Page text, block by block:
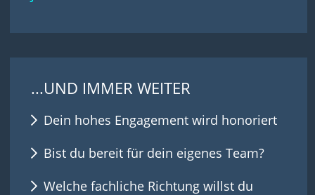
...UND IMMER WEITER
Dein hohes Engagement wird honoriert
Bist du bereit für dein eigenes Team?
Welche fachliche Richtung willst du